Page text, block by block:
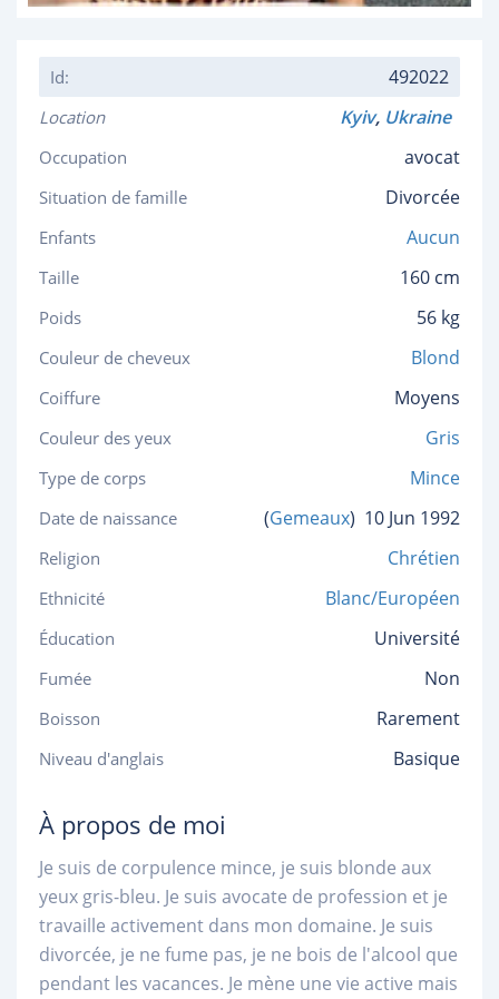
Id: 492022
Location Kyiv, Ukraine
Occupation avocat
Situation de famille Divorcée
Enfants Aucun
Taille 160 cm
Poids 56 kg
Couleur de cheveux Blond
Coiffure Moyens
Couleur des yeux Gris
Type de corps Mince
Date de naissance (Gemeaux) 10 Jun 1992
Religion Chrétien
Ethnicité Blanc/Européen
Éducation Université
Fumée Non
Boisson Rarement
Niveau d'anglais Basique
À propos de moi
Je suis de corpulence mince, je suis blonde aux
yeux gris-bleu. Je suis avocate de profession et je
travaille activement dans mon domaine. Je suis
divorcée, je ne fume pas, je ne bois de l'alcool que
pendant les vacances. Je mène une vie active mais